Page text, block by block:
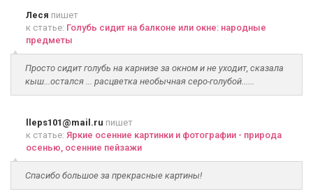
Леся пишет
к статье: Голубь сидит на балконе или окне: народные
предметы
Просто сидит голубь на карнизе за окном и не уходит, сказала
кыш...остался ... расцветка необычная серо-голубой......
lleps101@mail.ru пишет
к статье: Яркие осенние картинки и фотографии - природа
осенью, осенние пейзажи
Спасибо большое за прекрасные картины!